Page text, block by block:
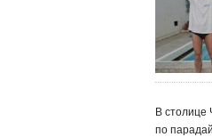
В столице
по